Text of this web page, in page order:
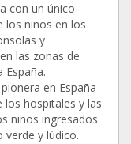
con un único
los niños en los
y
las zonas de
en España
los hospitales y las
niños ingresados
verde y lúdico.